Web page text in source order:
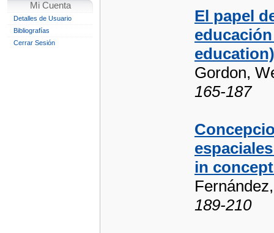
Mi Cuenta
Detalles de Usuario
Bibliografías
Cerrar Sesión
El papel
education)
Gordon,
165-187
in
189-210